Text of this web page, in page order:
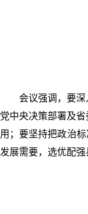
会议强调，要
党中央决策部署及
用；要坚持把政治
发展需要，选优配